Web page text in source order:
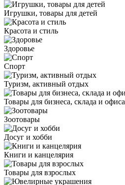
Игрушки, товары для детей
Красота и стиль
Здоровье
Спорт
Туризм, активный отдых
Товары для бизнеса, склада и офиса
Зоотовары
Досуг и хобби
Книги и канцелярия
Товары для взрослых